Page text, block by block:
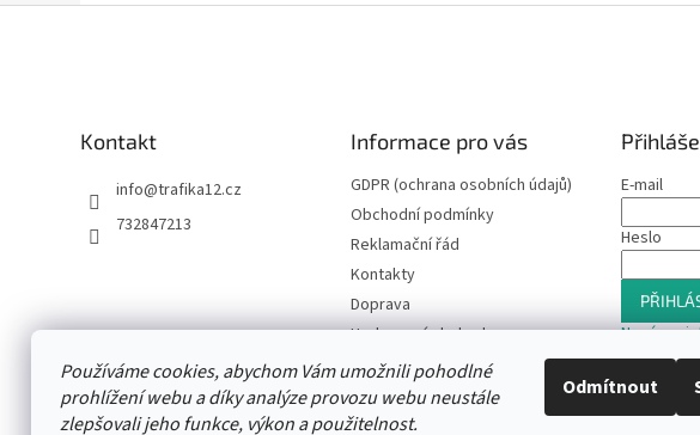
Používáme cookies, abychom Vám umožnili pohodlné
prohlížení webu a díky analýze provozu webu neustále
zlepšovali jeho funkce, výkon a použitelnost.
Odmítnout
Kontakt
info@trafika12.cz
732847213
Informace pro vás
GDPR (ochrana osobních údajů)
Obchodní podmínky
Reklamační řád
Kontakty
Doprava
Hodnocení obchodu
Slevový program
Moje objednávka
E-mail
Heslo
Nová